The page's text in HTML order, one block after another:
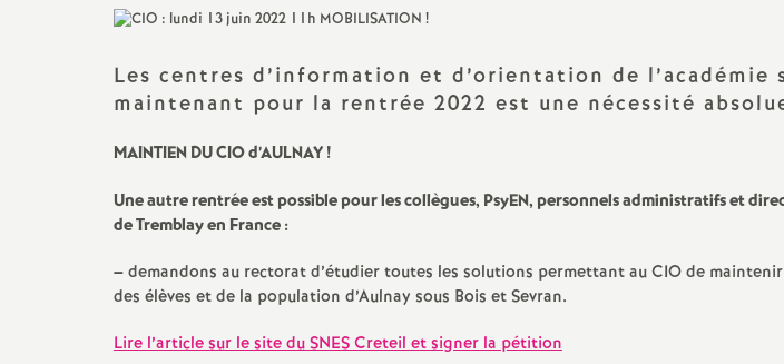
i
n
a
l
PsyEN- EDOetDCIO
Assistants d’éducation
AESH
partiels
Les centres d’information et d’orientation de l’académie
maintenant pour la rentrée 2022 est une nécessité
MAINTIENDUCIOd’AULNAY!
Une autre rentrée est possible pour les collègues, PsyEN, personnels administratifs et
de Tremblay en France :
–demandons au rectorat d’étudier toutes les solutions permettant auCIOde
des élèves et de la population d’Aulnay sous Bois et Sevran.
Lire l’article sur le site duSNESCreteil et signer la pétition